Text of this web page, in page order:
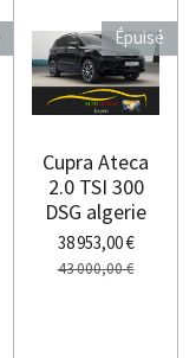
Épuisé
Cupra Ateca
2.0 TSI 300
DSG algerie
38 953,00 €
43 000,00 €